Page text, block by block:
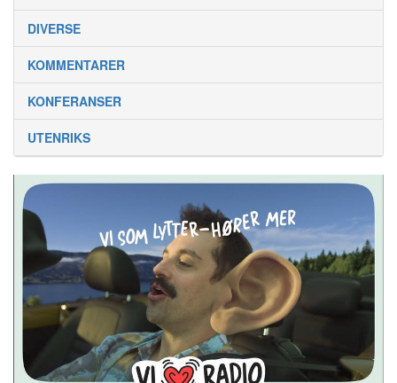
DIVERSE
KOMMENTARER
KONFERANSER
UTENRIKS